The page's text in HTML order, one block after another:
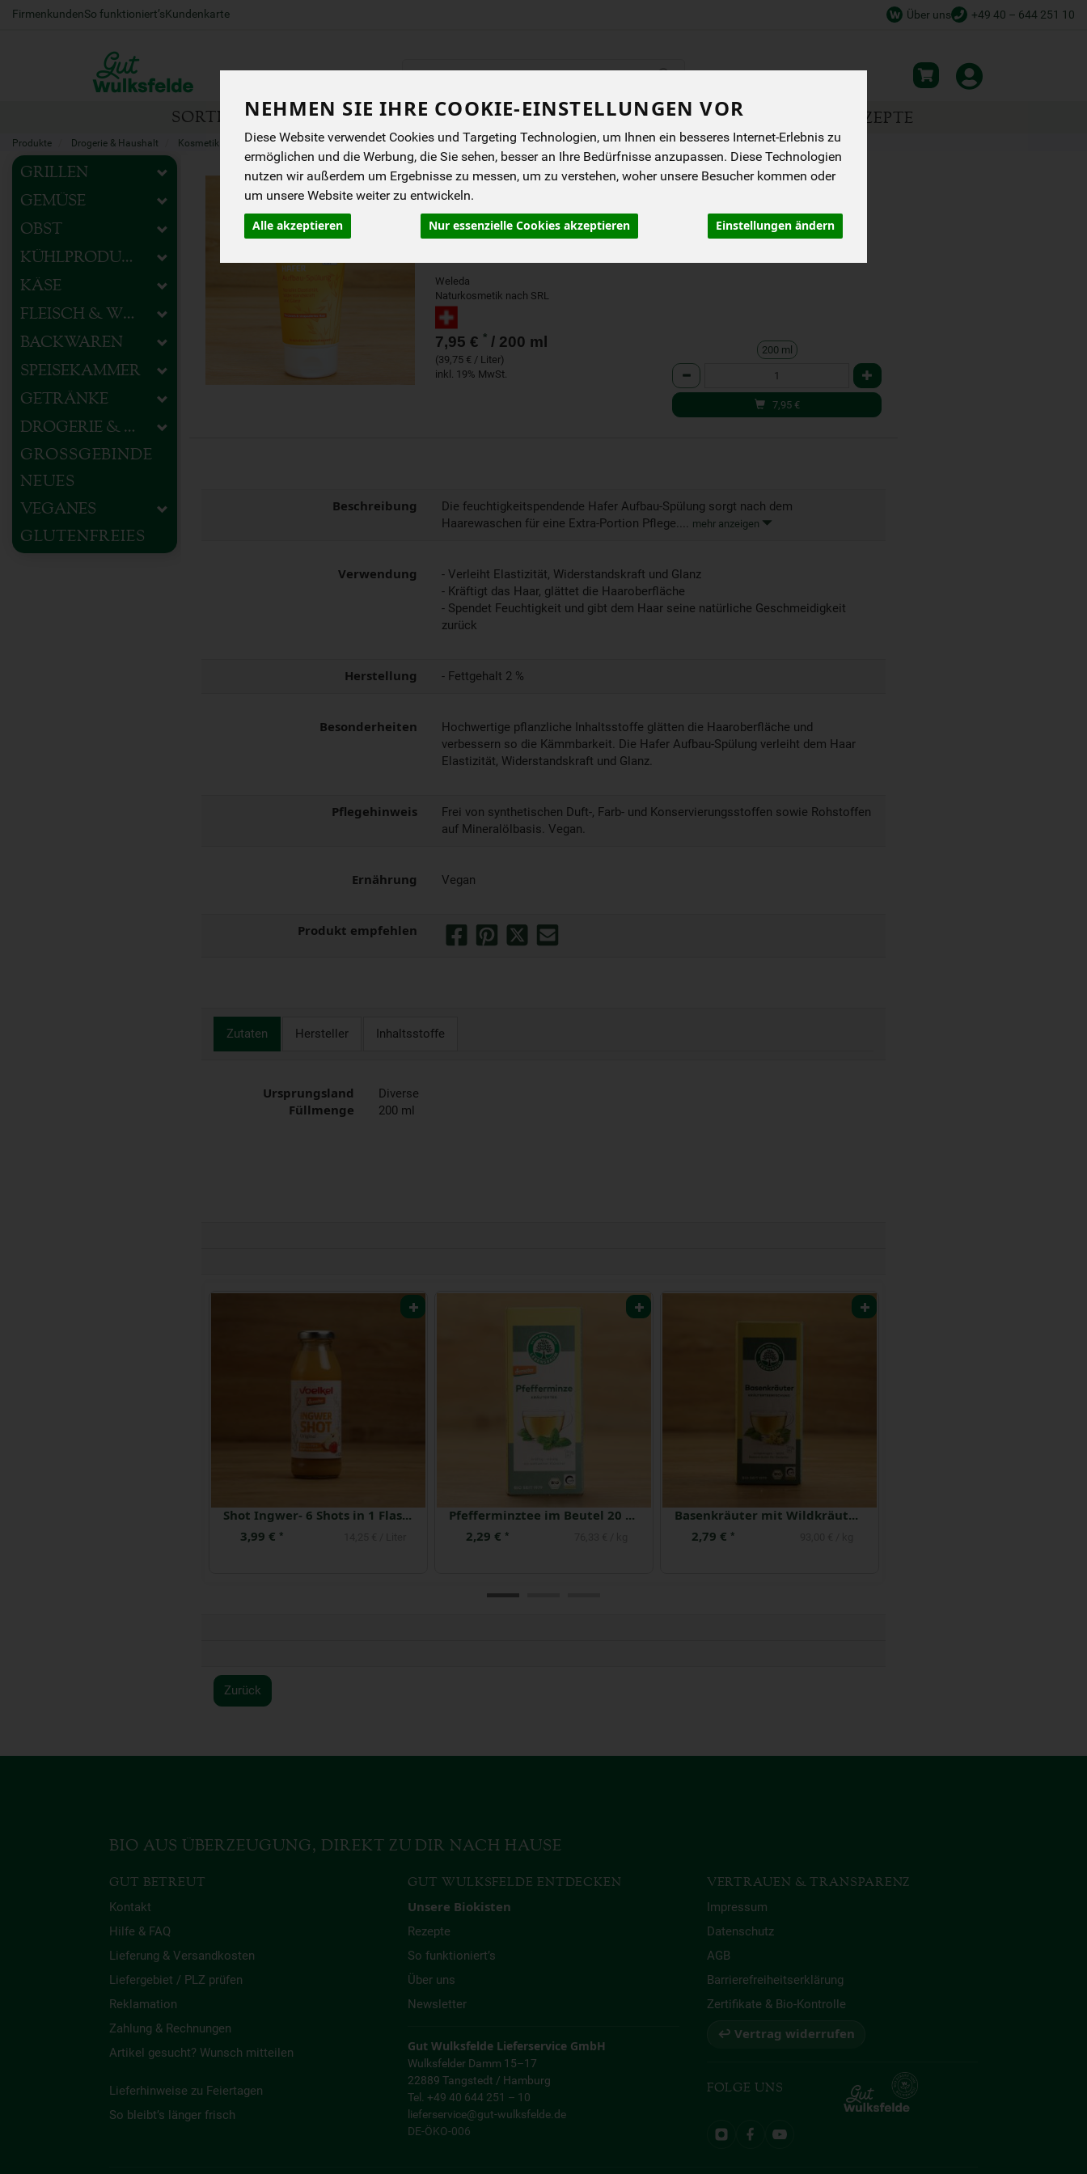
NEHMEN SIE IHRE COOKIE-EINSTELLUNGEN VOR
Diese Website verwendet Cookies und Targeting Technologien, um Ihnen ein besseres Internet-Erlebnis zu
ermöglichen und die Werbung, die Sie sehen, besser an Ihre Bedürfnisse anzupassen. Diese Technologien
nutzen wir außerdem um Ergebnisse zu messen, um zu verstehen, woher unsere Besucher kommen oder
um unsere Website weiter zu entwickeln.
Alle akzeptieren Nur essenzielle Cookies akzeptieren Einstellungen ändern
FirmenkundenSo funktioniert’sKundenkarte +49 40 – 644 251 10
Über uns
Produkt
SORTIMENT HOFEIGENES BIOKISTEN ANGEBOTE NEUES INSPIRATION REZEPTE
Produkte Drogerie & Haushalt Kosmetik & Pflege Haarpflege
GRILLEN
GEMÜSE
OBST
KÜHLPRODUKTE
KÄSE
FLEISCH & WURST
BACKWAREN
SPEISEKAMMER
GETRÄNKE
DROGERIE & HAUSHALT
GROSSGEBINDE
NEUES
VEGANES
GLUTENFREIES
HAFER AUFBAU SPÜLUNG WELEDA
200 ML
Weleda
Naturkosmetik nach SRL
7,95 € * / 200 ml
(39,75 € / Liter)
inkl. 19% MwSt.
200 ml
Anzahl
7,95 €
Beschreibung
Die feuchtigkeitspendende Hafer Aufbau-Spülung sorgt nach dem
Haarewaschen für eine Extra-Portion Pflege.... mehr anzeigen
Verwendung
- Verleiht Elastizität, Widerstandskraft und Glanz
- Kräftigt das Haar, glättet die Haaroberfläche
- Spendet Feuchtigkeit und gibt dem Haar seine natürliche Geschmeidigkeit
zurück
Herstellung - Fettgehalt 2 %
Besonderheiten
Hochwertige pflanzliche Inhaltsstoffe glätten die Haaroberfläche und
verbessern so die Kämmbarkeit. Die Hafer Aufbau-Spülung verleiht dem Haar
Elastizität, Widerstandskraft und Glanz.
Pflegehinweis
Frei von synthetischen Duft-, Farb- und Konservierungsstoffen sowie Rohstoffen
auf Mineralölbasis. Vegan.
Ernährung Vegan
Produkt empfehlen
Zutaten Hersteller Inhaltsstoffe
Ursprungsland
Diverse
Füllmenge
200 ml
Shot Ingwer- 6 Shots in 1 Flasche
3,99 € *
Pfefferminztee im Beutel 20 x 1,5 g
2,29 € *
Basenkräuter mit Wildkräutern 20 TB
2,79 € *
Zurück
BIO AUS ÜBERZEUGUNG, DIREKT ZU DIR NACH HAUSE
GUT BETREUT
Kontakt
Hilfe & FAQ
Lieferung & Versandkosten
Liefergebiet / PLZ prüfen
Reklamation
Zahlung & Rechnungen
Artikel gesucht? Wunsch mitteilen
Lieferhinweise zu Feiertagen
So bleibt’s länger frisch
GUT WULKSFELDE ENTDECKEN
Unsere Biokisten
Rezepte
So funktioniert’s
Über uns
Newsletter
Gut Wulksfelde Lieferservice GmbH
Wulksfelder Damm 15–17
22889 Tangstedt / Hamburg
Tel. +49 40 644 251 – 10
lieferservice@gut-wulksfelde.de
DE-ÖKO-006
VERTRAUEN & TRANSPARENZ
Impressum
Datenschutz
AGB
Barrierefreiheitserklärung
Zertifikate & Bio-Kontrolle
↩ Vertrag widerrufen
FOLGE UNS